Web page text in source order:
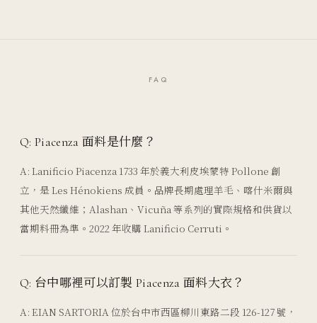
FAQ
Q: Piacenza 面料是什麼？
A: Lanificio Piacenza 1733 年於義大利皮埃蒙特 Pollone 創
立，是 Les Hénokiens 成員。品牌長期處理羊毛、喀什米爾與
其他天然纖維；Alashan、Vicuña 等系列的實際規格和供貨以
當期料冊為準。2022 年收購 Lanificio Cerruti。
Q: 台中哪裡可以訂製 Piacenza 面料大衣？
A: EIAN SARTORIA 位於台中市西區柳川東路二段 126-127 號，